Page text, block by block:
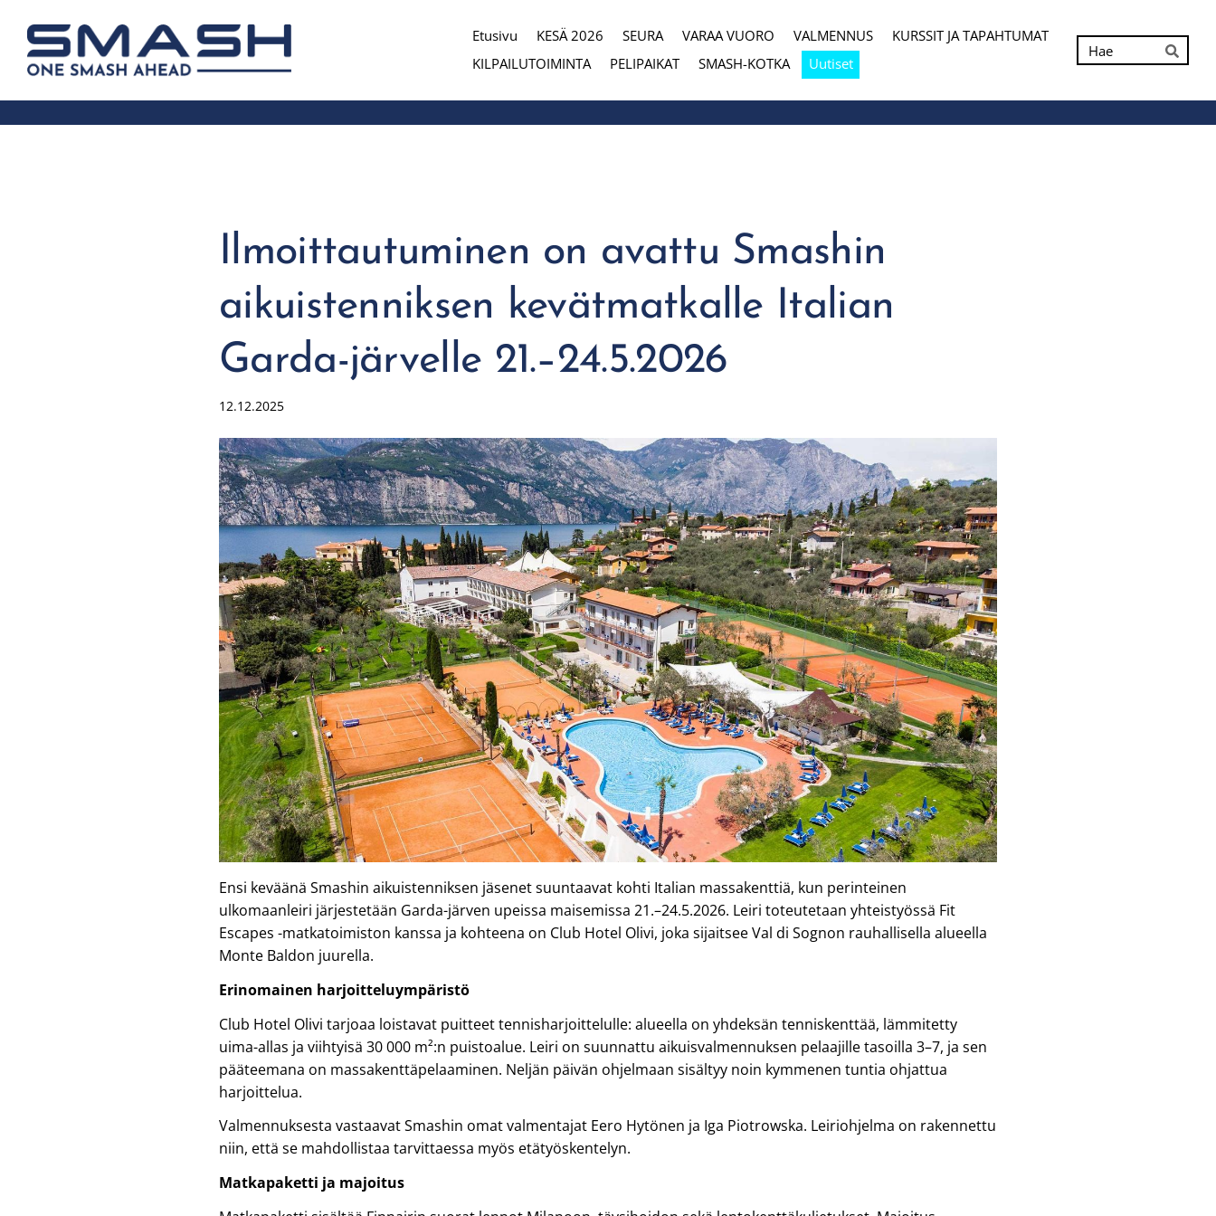
Siirry
sivun
sisältöön
Smash ry - Suomen suurin mailapeliseura
Etusivu KESÄ 2026 SEURA VARAA VUORO VALMENNUS
KURSSIT JA TAPAHTUMAT
KILPAILUTOIMINTA
PELIPAIKAT SMASH-KOTKA Uutiset Hae
Ilmoittautuminen on avattu Smashin
aikuistenniksen kevätmatkalle Italian
Garda-järvelle 21.–24.5.2026
12.12.2025
Ensi keväänä Smashin aikuistenniksen jäsenet suuntaavat kohti Italian massakenttiä, kun perinteinen
ulkomaanleiri järjestetään Garda-järven upeissa maisemissa 21.–24.5.2026. Leiri toteutetaan yhteistyössä Fit
Escapes -matkatoimiston kanssa ja kohteena on Club Hotel Olivi, joka sijaitsee Val di Sognon rauhallisella alueella
Monte Baldon juurella.
Erinomainen harjoitteluympäristö
Club Hotel Olivi tarjoaa loistavat puitteet tennisharjoittelulle: alueella on yhdeksän tenniskenttää, lämmitetty
uima-allas ja viihtyisä 30 000 m²:n puistoalue. Leiri on suunnattu aikuisvalmennuksen pelaajille tasoilla 3–7, ja sen
pääteemana on massakenttäpelaaminen. Neljän päivän ohjelmaan sisältyy noin kymmenen tuntia ohjattua
harjoittelua.
Valmennuksesta vastaavat Smashin omat valmentajat Eero Hytönen ja Iga Piotrowska. Leiriohjelma on rakennettu
niin, että se mahdollistaa tarvittaessa myös etätyöskentelyn.
Matkapaketti ja majoitus